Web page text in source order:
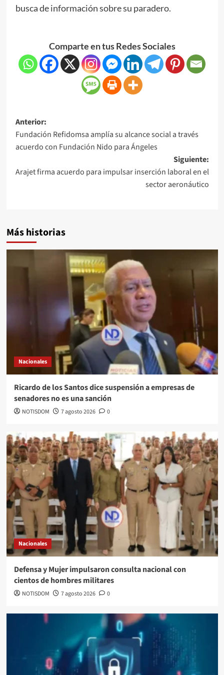
busca de información sobre su paradero.
Comparte en tus Redes Sociales
Anterior:
Fundación Refidomsa amplía su alcance social a través
acuerdo con Fundación Nido para Ángeles
Siguiente:
Arajet firma acuerdo para impulsar inserción laboral en el
sector aeronáutico
Más historias
Nacionales
Ricardo de los Santos dice suspensión a empresas de
senadores no es una sanción
NOTISDOM 7 agosto 2026 0
Nacionales
Defensa y Mujer impulsaron consulta nacional con
cientos de hombres militares
NOTISDOM 7 agosto 2026 0